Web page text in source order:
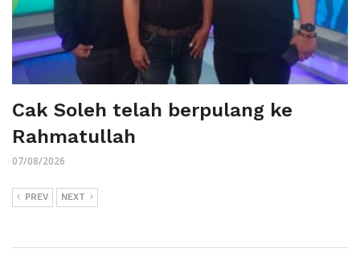
Cak Soleh telah berpulang ke
Rahmatullah
07/08/2026
PREV NEXT